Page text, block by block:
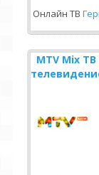
Онлайн ТВ
MTV Mix